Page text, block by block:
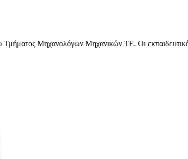
Μηχανολόγων Μηχανικών ΤΕ. Οι εκπαιδευτικές